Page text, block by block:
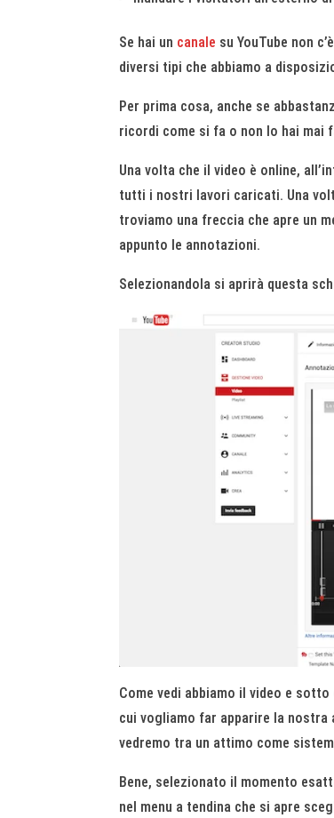
Se hai un canale su YouTube non
diversi tipi che abbiamo a
Per prima cosa, anche se
ricordi come si fa o non lo hai mai
Una volta che il video è online,
tutti i nostri lavori caricati. Una
troviamo una freccia che apre un
appunto le annotazioni.
Selezionandola si aprirà questa
Come vedi abbiamo il video e
cui vogliamo far apparire la nostra
vedremo tra un attimo come
Bene, selezionato il momento
nel menu a tendina che si apre